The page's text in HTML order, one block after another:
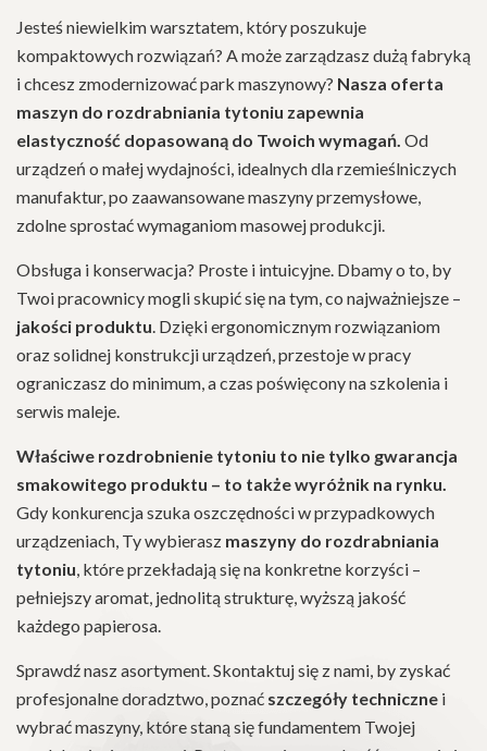
Jesteś niewielkim warsztatem, który poszukuje
kompaktowych rozwiązań? A może zarządzasz dużą fabryką
i chcesz zmodernizować park maszynowy? Nasza oferta
maszyn do rozdrabniania tytoniu zapewnia
elastyczność dopasowaną do Twoich wymagań. Od
urządzeń o małej wydajności, idealnych dla rzemieślniczych
manufaktur, po zaawansowane maszyny przemysłowe,
zdolne sprostać wymaganiom masowej produkcji.
Obsługa i konserwacja? Proste i intuicyjne. Dbamy o to, by
Twoi pracownicy mogli skupić się na tym, co najważniejsze –
jakości produktu. Dzięki ergonomicznym rozwiązaniom
oraz solidnej konstrukcji urządzeń, przestoje w pracy
ograniczasz do minimum, a czas poświęcony na szkolenia i
serwis maleje.
Właściwe rozdrobnienie tytoniu to nie tylko gwarancja
smakowitego produktu – to także wyróżnik na rynku.
Gdy konkurencja szuka oszczędności w przypadkowych
urządzeniach, Ty wybierasz maszyny do rozdrabniania
tytoniu, które przekładają się na konkretne korzyści –
pełniejszy aromat, jednolitą strukturę, wyższą jakość
każdego papierosa.
Sprawdź nasz asortyment. Skontaktuj się z nami, by zyskać
profesjonalne doradztwo, poznać szczegóły techniczne i
wybrać maszyny, które staną się fundamentem Twojej